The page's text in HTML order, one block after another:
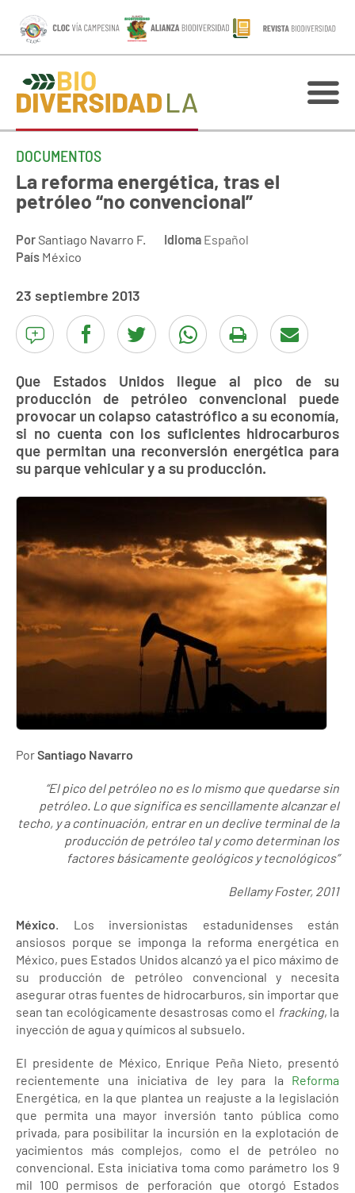
DOCUMENTOS
La reforma energética, tras el
petróleo “no convencional”
Por Santiago Navarro F. Idioma Español
País México
23 septiembre 2013
Que Estados Unidos llegue al pico de su
producción de petróleo convencional puede
provocar un colapso catastrófico a su economía,
si no cuenta con los suficientes hidrocarburos
que permitan una reconversión energética para
su parque vehicular y a su producción.
PorSantiago Navarro
“El pico del petróleo no es lo mismo que quedarse sin
petróleo. Lo que significa es sencillamente alcanzar el
techo, y a continuación, entrar en un declive terminal de la
producción de petróleo tal y como determinan los
factores básicamente geológicos y tecnológicos”
Bellamy Foster, 2011
México. Los inversionistas estadunidenses están
ansiosos porque se imponga la reforma energética en
México, pues Estados Unidos alcanzó ya el pico máximo de
su producción de petróleo convencional y necesita
asegurar otras fuentes de hidrocarburos, sin importar que
sean tan ecológicamente desastrosas como el fracking, la
inyección de agua y químicos al subsuelo.
El presidente de México, Enrique Peña Nieto, presentó
recientemente una iniciativa de ley para la Reforma
Energética, en la que plantea un reajuste a la legislación
que permita una mayor inversión tanto pública como
privada, para posibilitar la incursión en la explotación de
yacimientos más complejos, como el de petróleo no
convencional. Esta iniciativa toma como parámetro los 9
mil 100 permisos de perforación que otorgó Estados